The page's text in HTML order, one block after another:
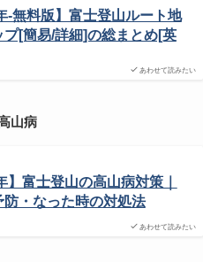
あわせて読みたい
-無料版】富士登山ルート地
プ[簡易/詳細]の総まとめ[英
山病
あわせて読みたい
】富士登山の高山病対策｜
防・なった時の対処法